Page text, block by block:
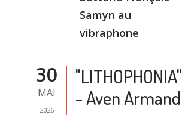
Samyn au
vibraphone
30
MAI
2026
"LITHOPHONIA"
- Aven Armand